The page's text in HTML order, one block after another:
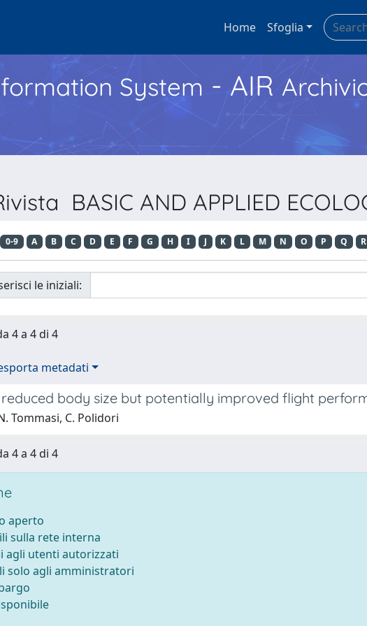
Home Sfoglia
System - AIR
BASIC AND APPLIED
0-9 A B C D E F G H I J K L M N O P Q R
le iniziali:
4 a 4 di 4
metadati
body size but potentially improved flight
Tommasi, C. Polidori
4 a 4 di 4
aperto
sulla rete interna
agli utenti autorizzati
solo agli amministratori